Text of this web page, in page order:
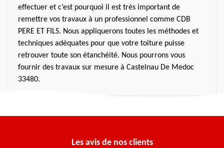
effectuer et c’est pourquoi il est très important de
remettre vos travaux à un professionnel comme CDB
PERE ET FILS. Nous appliquerons toutes les méthodes et
techniques adéquates pour que votre toiture puisse
retrouver toute son étanchéité. Nous pourrons vous
fournir des travaux sur mesure à Castelnau De Medoc
33480.
Les avis de nos clients